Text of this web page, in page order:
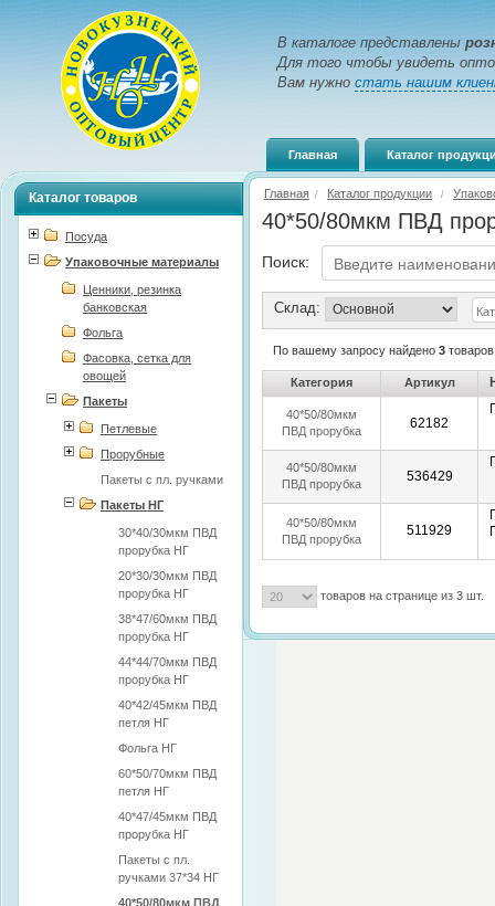
В каталоге представлены
Для того чтобы увидеть
Вам нужностать нашим
Главная Каталог
Каталог товаров
Посуда
Упаковочные материалы
Ценники, резинка
банковская
Фольга
Фасовка, сетка для
овощей
Пакеты
Петлевые
Прорубные
Пакеты с пл. ручками
Пакеты НГ
30*40/30мкм ПВД
прорубка НГ
20*30/30мкм ПВД
прорубка НГ
38*47/60мкм ПВД
прорубка НГ
44*44/70мкм ПВД
прорубка НГ
40*42/45мкм ПВД
петля НГ
Фольга НГ
60*50/70мкм ПВД
петля НГ
40*47/45мкм ПВД
прорубка НГ
Пакеты с пл.
ручками 37*34 НГ
40*50/80мкм ПВД
Главная / Каталог продукции /
40*50/80мкм ПВД
Поиск:
Склад:
По вашему запросу найдено 3 товаров
Категория Артикул
40*50/80мкм
ПВД прорубка
НГ
62182
40*50/80мкм
ПВД прорубка
НГ
536429
40*50/80мкм
ПВД прорубка
511929
товаров на странице из 3 шт.
Политика конфиденциальности